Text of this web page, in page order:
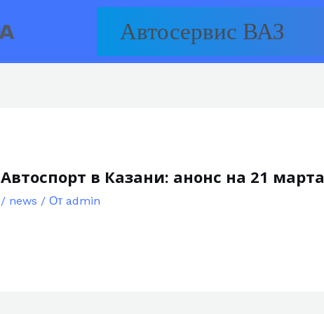
Автосервис ВАЗ
Автоспорт в Казани: анонс на 21 марта
/ news / От admin